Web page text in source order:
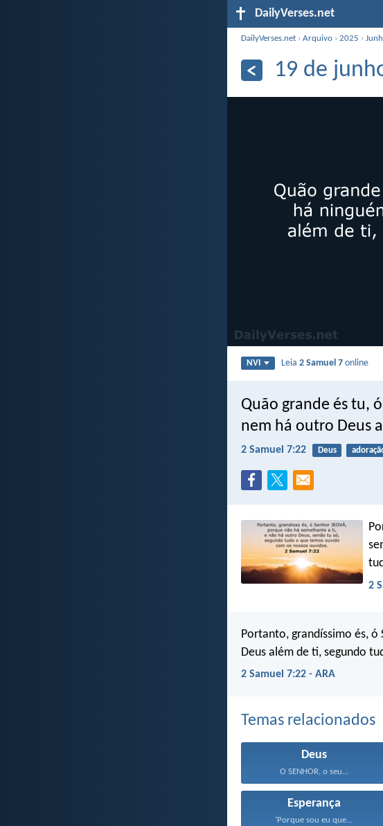
DailyVerses.net
DailyVerses.net ›Arquivo ›2025 ›
19 de
NVI Leia2 Samuel 7 online
Quão grande és tu,
nem há outro Deus
2 Samuel 7:22 Deus
2
Portanto, grandíssimo és, ó
Deus além de ti, segundo
2 Samuel 7:22 - ARA
Temas relacionados
Deus
O SENHOR, o seu...
Esperança
‘Porque sou eu que...